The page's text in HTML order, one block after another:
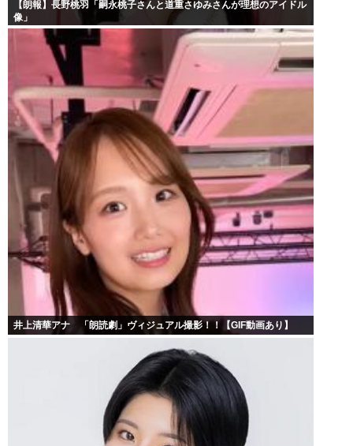
【朗報】長野桃羽「嗣永桃子さんと道重さゆみさんが理想のアイドル
像」
井上清華アナ 「朗読劇」ヴィジュアル撮影！！【GIF動画あり】